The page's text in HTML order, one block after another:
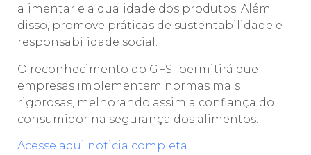
alimentar e a qualidade dos produtos. Além
disso, promove práticas de sustentabilidade e
responsabilidade social.
O reconhecimento do GFSI permitirá que
empresas implementem normas mais
rigorosas, melhorando assim a confiança do
consumidor na segurança dos alimentos.
Acesse aqui noticia completa.